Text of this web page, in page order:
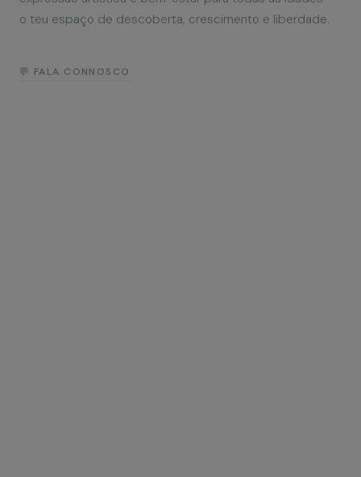
o teu espaço de descoberta, crescimento e liberdade.
💬 FALA CONNOSCO